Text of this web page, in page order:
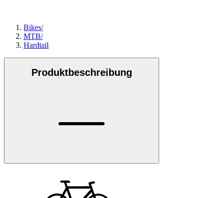
Bikes/
MTB/
Hardtail
Produktbeschreibung